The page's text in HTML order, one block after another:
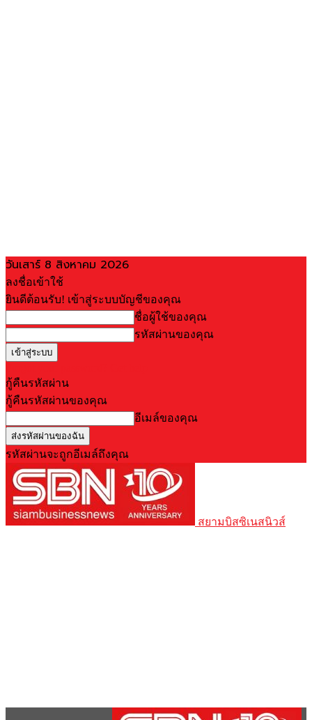
วันเสาร์ 8 สิงหาคม 2026
ลงชื่อเข้าใช้
ยินดีต้อนรับ! เข้าสู่ระบบบัญชีของคุณ
ชื่อผู้ใช้ของคุณ
รหัสผ่านของคุณ
กู้คืนรหัสผ่าน
กู้คืนรหัสผ่านของคุณ
อีเมล์ของคุณ
รหัสผ่านจะถูกอีเมล์ถึงคุณ
สยามบิสซิเนสนิวส์